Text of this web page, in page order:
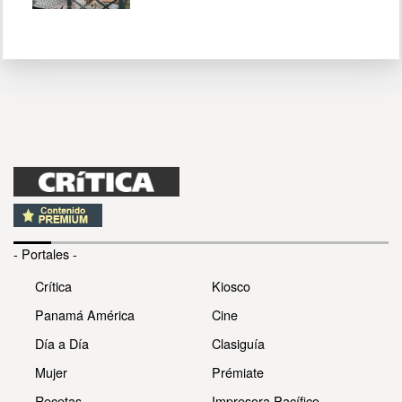
- Portales -
Crítica
Panamá América
Día a Día
Mujer
Kiosco
Cine
Clasiguía
Prémiate